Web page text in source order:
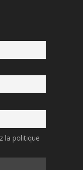
la politique